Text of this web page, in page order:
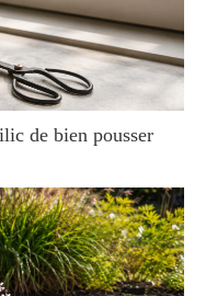
de bien pousser